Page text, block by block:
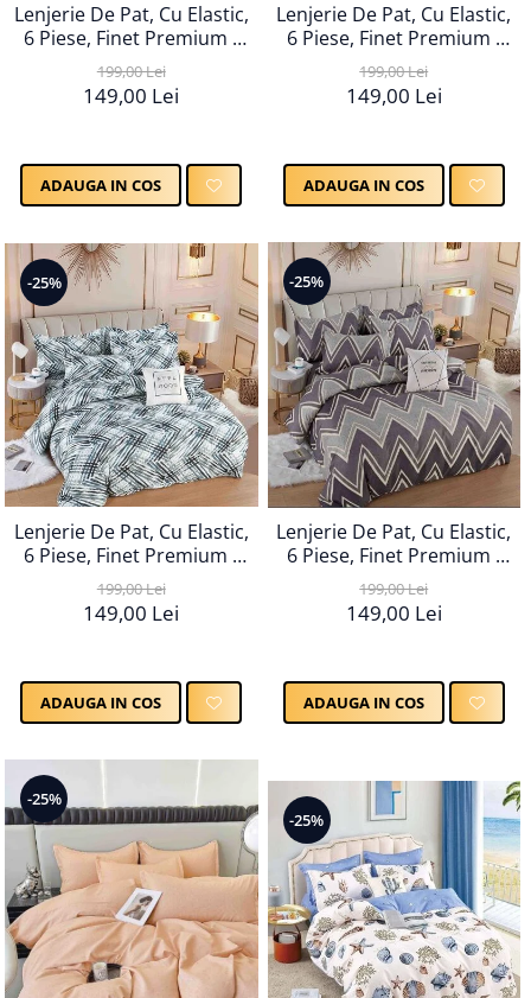
Lenjerie De Pat, Cu Elastic,
6 Piese, Finet Premium -
LPBF6PE100
199,00 Lei
149,00 Lei
ADAUGA IN COS
Lenjerie De Pat, Cu Elastic,
6 Piese, Finet Premium -
LPBF6PE102
199,00 Lei
149,00 Lei
ADAUGA IN COS
-25%
Lenjerie De Pat, Cu Elastic,
6 Piese, Finet Premium -
LPBF6PE103
199,00 Lei
149,00 Lei
ADAUGA IN COS
-25%
Lenjerie De Pat, Cu Elastic,
6 Piese, Finet Premium -
LPBF6PE106
199,00 Lei
149,00 Lei
ADAUGA IN COS
-25%
-25%